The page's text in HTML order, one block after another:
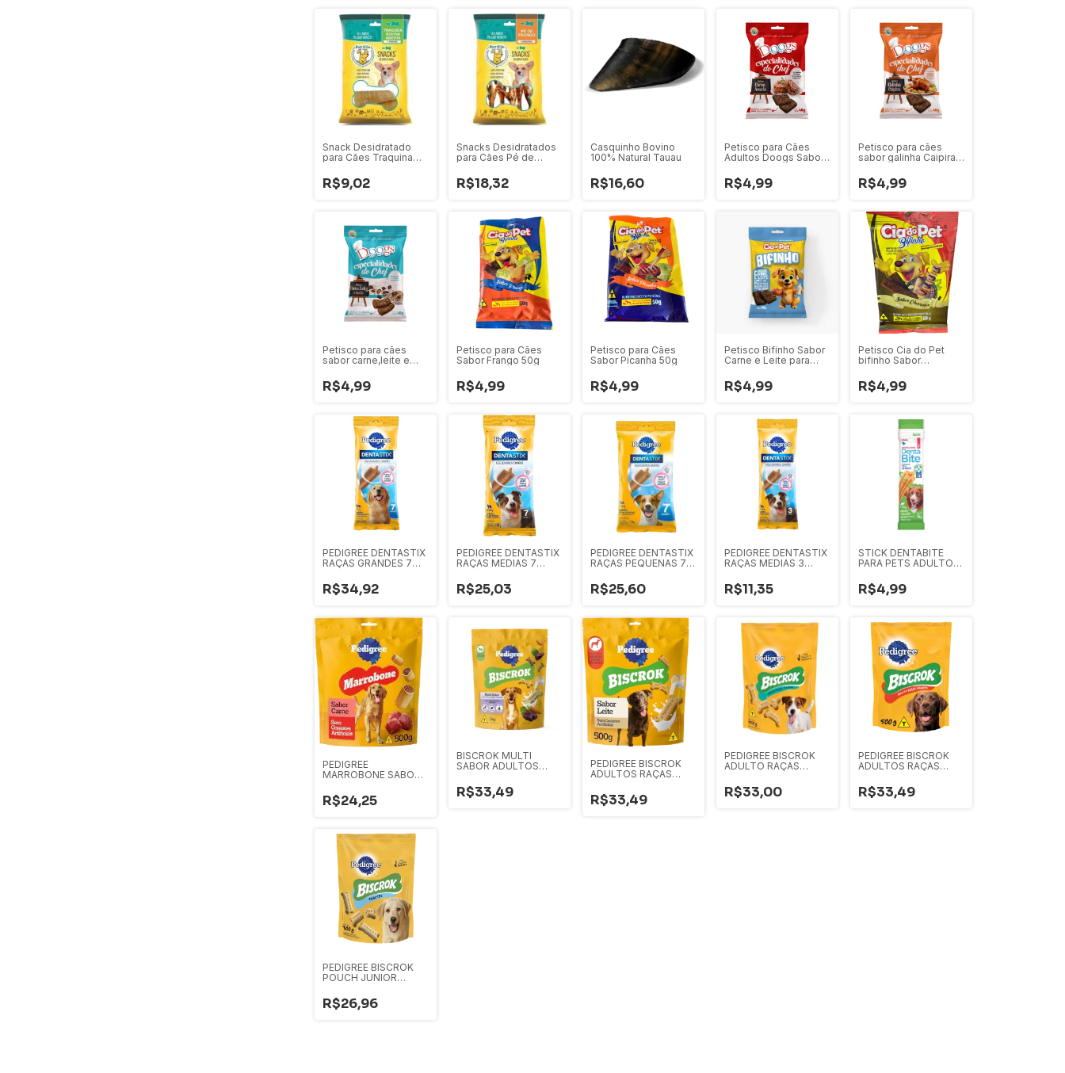
Snack Desidratado
para Cães Traquina
R$9,02
Snacks Desidratados
para Cães Pé de
R$18,32
Casquinho Bovino
100% Natural Tauau
R$16,60
Petisco para Cães
Adultos Doogs Sabor
R$4,99
Petisco para cães
sabor galinha Caipira
R$4,99
Petisco para cães
sabor carne,leite e
R$4,99
Petisco para Cães
Sabor Frango 50g
R$4,99
Petisco para Cães
Sabor Picanha 50g
R$4,99
Petisco Bifinho Sabor
Carne e Leite para
R$4,99
Petisco Cia do Pet
bifinho Sabor
R$4,99
PEDIGREE DENTASTIX
RAÇAS GRANDES 7
R$34,92
PEDIGREE DENTASTIX
RAÇAS MEDIAS 7
R$25,03
PEDIGREE DENTASTIX
RAÇAS PEQUENAS 7
R$25,60
PEDIGREE DENTASTIX
RAÇAS MEDIAS 3
R$11,35
STICK DENTABITE
PARA PETS ADULTOS
MÉDIAS 16G
R$4,99
PEDIGREE
MARROBONE SABOR
R$24,25
BISCROK MULTI
SABOR ADULTOS
R$33,49
PEDIGREE BISCROK
ADULTOS RAÇAS
LEITE 500G
R$33,49
PEDIGREE BISCROK
ADULTO RAÇAS
R$33,00
PEDIGREE BISCROK
ADULTOS RAÇAS
R$33,49
PEDIGREE BISCROK
POUCH JUNIOR
R$26,96